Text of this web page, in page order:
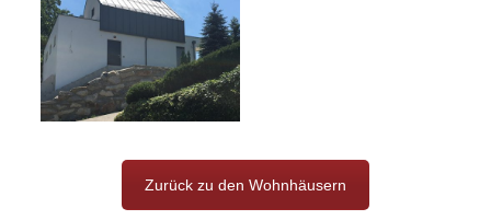
Zurück zu den Wohnhäusern